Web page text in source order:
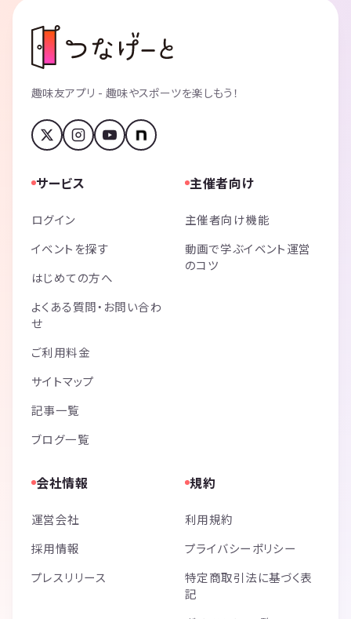
趣味友アプリ - 趣味やスポーツを楽しもう！
サービス
ログイン
イベントを探す
はじめての方へ
よくある質問・お問い合わ
せ
ご利用料金
サイトマップ
記事一覧
ブログ一覧
主催者向け
主催者向け機能
動画で学ぶイベント運営
のコツ
会社情報
運営会社
採用情報
プレスリリース
規約
利用規約
プライバシーポリシー
特定商取引法に基づく表
記